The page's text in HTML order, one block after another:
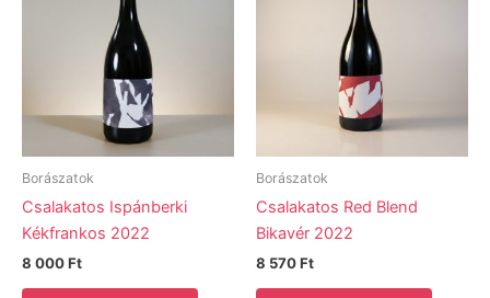
Borászatok
Csalakatos Ispánberki
Kékfrankos 2022
8 000Ft
Borászatok
Csalakatos Red Blend
Bikavér 2022
8 570Ft